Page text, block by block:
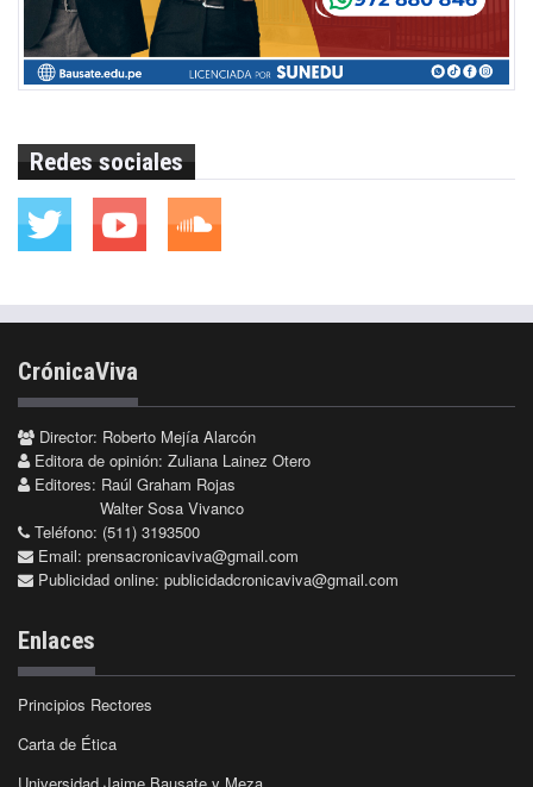
Redes sociales
CrónicaViva
Director: Roberto Mejía Alarcón
Editora de opinión: Zuliana Lainez Otero
Editores: Raúl Graham Rojas
Walter Sosa Vivanco
Teléfono: (511) 3193500
Email: prensacronicaviva@gmail.com
Publicidad online: publicidadcronicaviva@gmail.com
Enlaces
Principios Rectores
Carta de Ética